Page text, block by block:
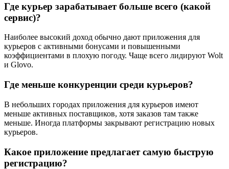
Где курьер зарабатывает больше всего (какой
сервис)?
Наиболее высокий доход обычно дают приложения для
курьеров с активными бонусами и повышенными
коэффициентами в плохую погоду. Чаще всего лидируют Wolt
и Glovo.
Где меньше конкуренции среди курьеров?
В небольших городах приложения для курьеров имеют
меньше активных поставщиков, хотя заказов там также
меньше. Иногда платформы закрывают регистрацию новых
курьеров.
Какое приложение предлагает самую быструю
регистрацию?